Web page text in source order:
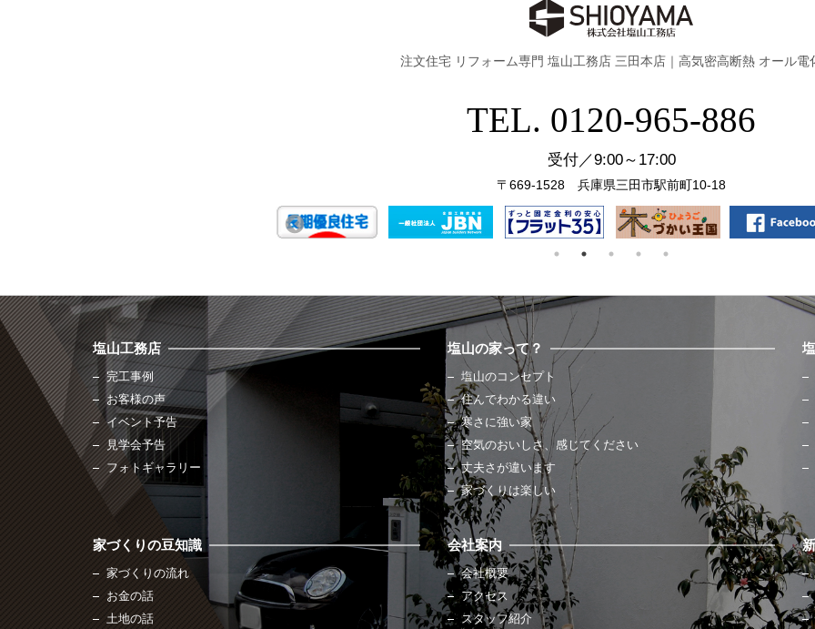
注文住宅 リフォーム専門 塩山工務店 三田本店｜ 高気密高断熱 オール電
TEL. 0120-965-886
受付／9:00～17:00
〒669-1528 兵庫県三田市駅前町10-18
塩山工務店
完工事例
お客様の声
イベント予告
見学会予告
フォトギャラリー
塩山の家って？
塩山のコンセプト
住んでわかる違い
寒さに強い家
空気のおいしさ、感じてください
丈夫さが違います
家づくりは楽しい
家づくりの豆知識
家づくりの流れ
お金の話
土地の話
会社案内
会社概要
アクセス
スタッフ紹介